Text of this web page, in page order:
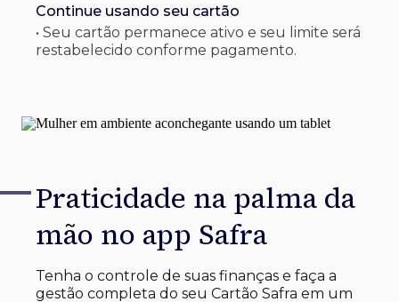
Continue usando seu cartão
• Seu cartão permanece ativo e seu limite será
restabelecido conforme pagamento.
Praticidade na palma da
mão no app Safra
Tenha o controle de suas finanças e faça a
gestão completa do seu Cartão Safra em um